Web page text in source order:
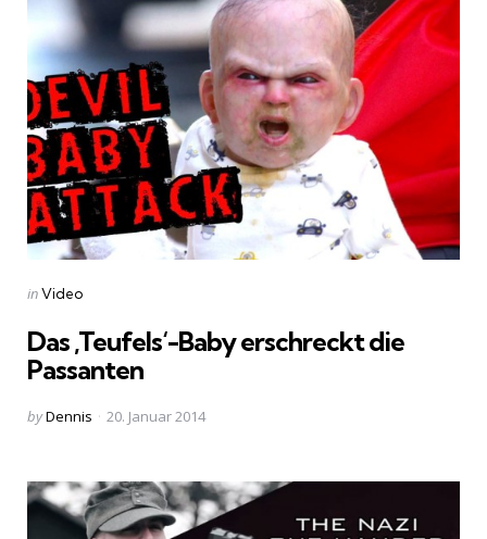
Categories
Posted
inVideo
Das ‚Teufels‘-Baby erschreckt die
Passanten
Posted
byDennis 20. Januar 2014